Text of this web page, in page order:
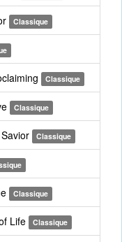
Classique
Classique
Classique
Classique
Classique
Life Classique